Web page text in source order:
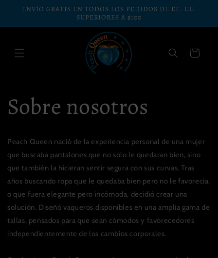
directamente
ENVÍO GRATIS EN TODOS LOS PEDIDOS DE EE. UU.
SUPERIORES A $100
CARRITO
Sobre nosotros
Peach Queen nació de la experiencia personal de una mujer
que buscaba pantalones que no solo le quedaran bien, sino
que también la hicieran sentir segura con sus curvas. Tras
años buscando ropa que le quedaba bien pero no le favorecía,
o que fuera elegante pero incómoda, decidió crear una
solución. Diseñó vaqueros disponibles en una amplia gama de
tallas, pensados ​​para que sean cómodos y favorecedores
independientemente de los cambios corporales.